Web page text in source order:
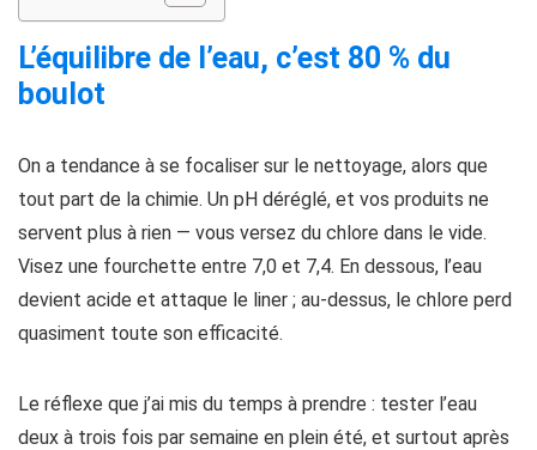
L’équilibre de l’eau, c’est 80 % du
boulot
On a tendance à se focaliser sur le nettoyage, alors que
tout part de la chimie. Un pH déréglé, et vos produits ne
servent plus à rien — vous versez du chlore dans le vide.
Visez une fourchette entre 7,0 et 7,4. En dessous, l’eau
devient acide et attaque le liner ; au-dessus, le chlore perd
quasiment toute son efficacité.
Le réflexe que j’ai mis du temps à prendre : tester l’eau
deux à trois fois par semaine en plein été, et surtout après